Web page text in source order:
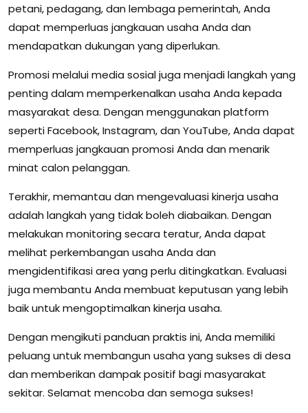
petani, pedagang, dan lembaga pemerintah, Anda
dapat memperluas jangkauan usaha Anda dan
mendapatkan dukungan yang diperlukan.
Promosi melalui media sosial juga menjadi langkah yang
penting dalam memperkenalkan usaha Anda kepada
masyarakat desa. Dengan menggunakan platform
seperti Facebook, Instagram, dan YouTube, Anda dapat
memperluas jangkauan promosi Anda dan menarik
minat calon pelanggan.
Terakhir, memantau dan mengevaluasi kinerja usaha
adalah langkah yang tidak boleh diabaikan. Dengan
melakukan monitoring secara teratur, Anda dapat
melihat perkembangan usaha Anda dan
mengidentifikasi area yang perlu ditingkatkan. Evaluasi
juga membantu Anda membuat keputusan yang lebih
baik untuk mengoptimalkan kinerja usaha.
Dengan mengikuti panduan praktis ini, Anda memiliki
peluang untuk membangun usaha yang sukses di desa
dan memberikan dampak positif bagi masyarakat
sekitar. Selamat mencoba dan semoga sukses!